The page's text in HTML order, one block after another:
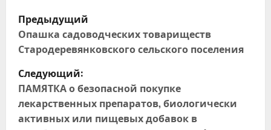
Н
а
в
и
г
Предыдущий
Опашка садоводческих товариществ
Стародеревянковского сельского поселения
Следующий:
ПАМЯТКА о безопасной покупке
лекарственных препаратов, биологически
активных или пищевых добавок в